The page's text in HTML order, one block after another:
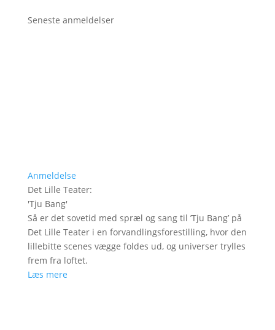
Seneste anmeldelser
Anmeldelse
Det Lille Teater:
'Tju Bang'
Så er det sovetid med spræl og sang til ’Tju Bang’ på
Det Lille Teater i en forvandlingsforestilling, hvor den
lillebitte scenes vægge foldes ud, og universer trylles
frem fra loftet.
Læs mere